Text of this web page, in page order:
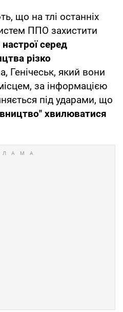
що на тлі останніх
ППО захистити
настрої серед
різко
Генічеськ, який вони
за інформацією
під ударами, що
хвилюватися